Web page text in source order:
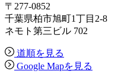
〒277-0852
千葉県柏市旭町1丁目2-8
ネモト第三ビル 702
道順を見る
Google Mapを見る